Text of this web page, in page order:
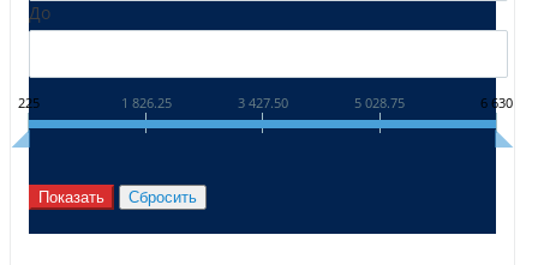
До
225 1 826.25 3 427.50 5 028.75 6 630